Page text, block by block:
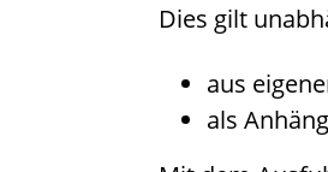
Dies gilt
aus
als